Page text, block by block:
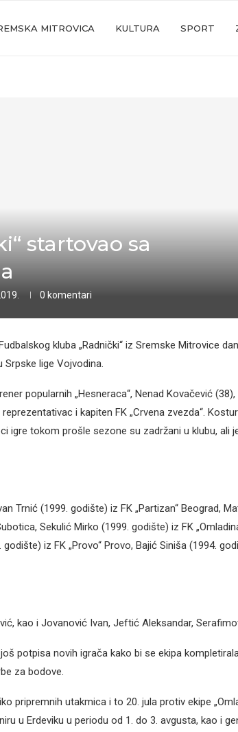
MITROVICA KULTURA SPORT
startovao sa
0 komentari
kluba „Radnički“ iz Sremske Mitrovice
lige Vojvodina.
popularnih „Hesneraca“, Nenad Kovačević (38),
i kapiten FK „Crvena zvezda“.
igre tokom prošle sezone su zadržani u klubu, ali
Trnić (1999. godište) iz FK „Partizan“ Beograd,
Sekulić Mirko (1999. godište) iz FK
iz FK „Provo“ Provo, Bajić Siniša (1994.
kao i Jovanović Ivan, Jeftić Aleksandar,
potpisa novih igrača kako bi se ekipa
za bodove.
pripremnih utakmica i to 20. jula protiv ekipe
u Erdeviku u periodu od 1. do 3. avgusta, kao i